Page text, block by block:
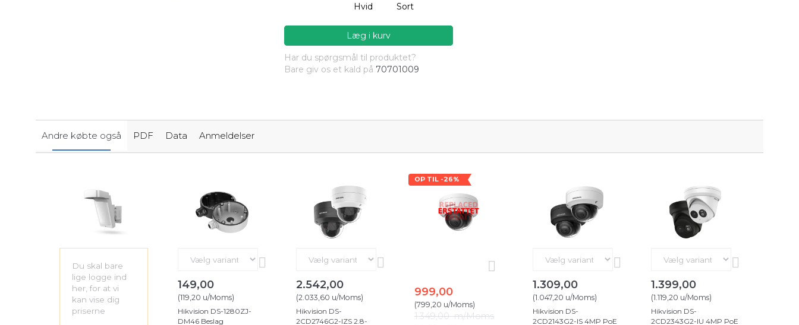
Hvid Sort
Læg i kurv
Har du spørgsmål til produktet?
Bare giv os et kald på 70701009
Andre købte også PDF Data Anmeldelser
Du skal bare
lige logge ind
her, for at vi
kan vise dig
priserne
149,00
(119,20 u/Moms)
Hikvision DS-1280ZJ-
DM46 Beslag
2.542,00
(2.033,60 u/Moms)
Hikvision DS-
2CD2746G2-IZS 2.8-
OP TIL -26%
999,00
(799,20 u/Moms)
1.349,00m/Moms
1.309,00
(1.047,20 u/Moms)
Hikvision DS-
2CD2143G2-IS 4MP PoE
1.399,00
(1.119,20 u/Moms)
Hikvision DS-
2CD2343G2-IU 4MP PoE